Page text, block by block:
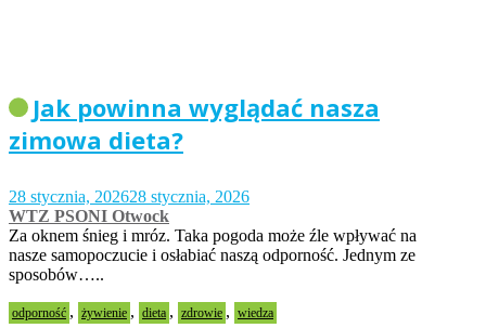
Jak powinna wyglądać nasza
zimowa dieta?
28 stycznia, 202628 stycznia, 2026
WTZ PSONI Otwock
Za oknem śnieg i mróz. Taka pogoda może źle wpływać na
nasze samopoczucie i osłabiać naszą odporność. Jednym ze
sposobów…..
odporność , żywienie , dieta , zdrowie , wiedza